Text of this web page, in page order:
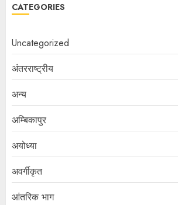
CATEGORIES
Uncategorized
अंतरराष्ट्रीय
अन्य
अम्बिकापुर
अयोध्या
अवर्गीकृत
आंतरिक भाग